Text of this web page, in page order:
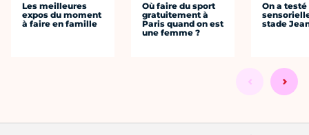
Les meilleures
expos du moment
à faire en famille
Où faire du sport
gratuitement à
Paris quand on est
une femme ?
On a
stade